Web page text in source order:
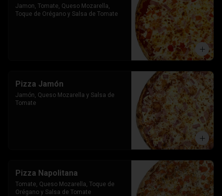
Jamon, Tomate, Queso Mozarella,
Toque de Orégano y Salsa de Tomate
Pizza Jamón
Jamón, Queso Mozarella y Salsa de
Tomate
Pizza Napolitana
Tomate, Queso Mozarella, Toque de
Orégano y Salsa de Tomate